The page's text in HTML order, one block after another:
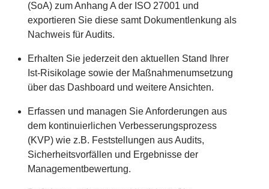
(SoA) zum Anhang A der ISO 27001 und
exportieren Sie diese samt Dokumentlenkung als
Nachweis für Audits.
Erhalten Sie jederzeit den aktuellen Stand Ihrer
Ist-Risikolage sowie der Maßnahmenumsetzung
über das Dashboard und weitere Ansichten.
Erfassen und managen Sie Anforderungen aus
dem kontinuierlichen Verbesserungsprozess
(KVP) wie z.B. Feststellungen aus Audits,
Sicherheitsvorfällen und Ergebnisse der
Managementbewertung.